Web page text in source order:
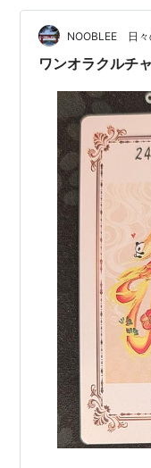
NOOBLEE 日々
ワンオラクルチ